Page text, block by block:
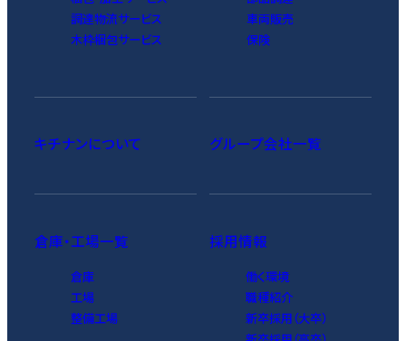
調達物流サービス
木枠梱包サービス
車両販売
保険
キチナンについて
倉庫・工場一覧
倉庫
工場
整備工場
グループ会社一覧
採用情報
働く環境
職種紹介
新卒採用（大卒）